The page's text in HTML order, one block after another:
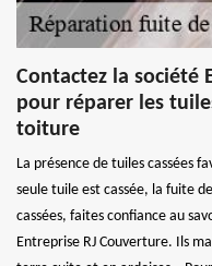
Contactez la société
pour réparer les
toiture
La présence de tuiles cassées
seule tuile est cassée, la fuite
cassées, faites confiance au
Entreprise RJ Couverture. Ils